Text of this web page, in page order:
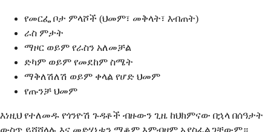
የመርፌ ቦታ ምላሾች (ህመም፣ መቅላት፣ እብጠት)
ራስ ምታት
ማዞር ወይም የራስን አለመቻል
ድካም ወይም የመደከም ስሜት
ማቅለሽለሽ ወይም ቀላል የሆድ ህመም
የጡንቻ ህመም
እነዚህ የተለመዱ የጎንዮሽ ጉዳቶች ብዙውን ጊዜ ከህክምናው በኋላ በሰዓታት
ውስጥ ይሻሻላሉ እና መድሃኒቱን ማቆም እምብዛም አያስፈልጋቸውም።